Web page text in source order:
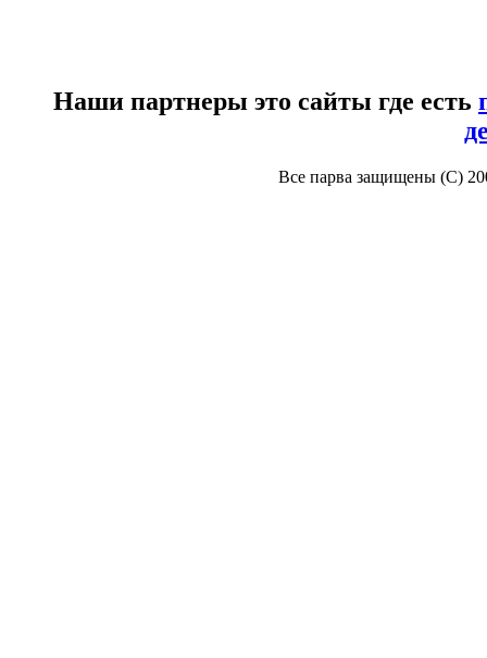
Наши партнеры это сайты где есть
Все парва защищены (С)